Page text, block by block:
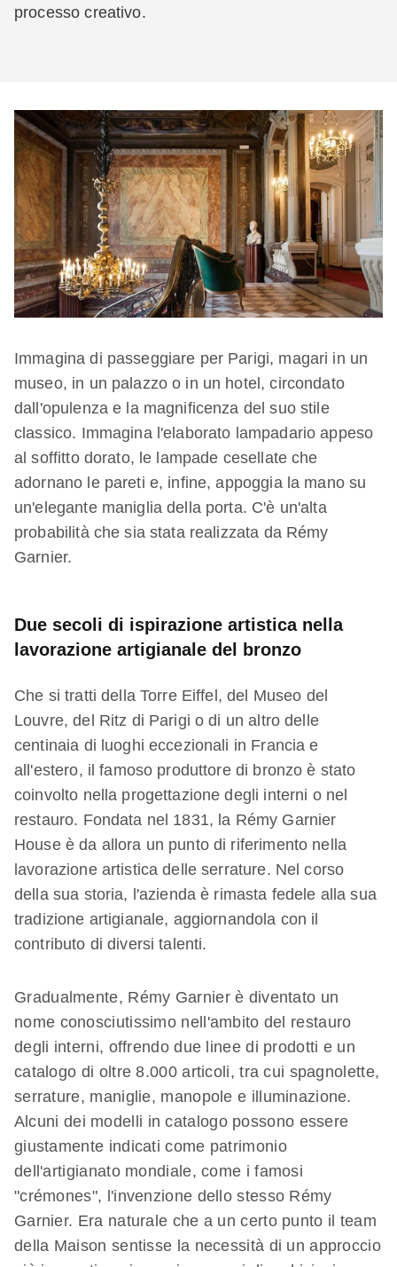
processo creativo.
Immagina di passeggiare per Parigi, magari in un
museo, in un palazzo o in un hotel, circondato
dall'opulenza e la magnificenza del suo stile
classico. Immagina l'elaborato lampadario appeso
al soffitto dorato, le lampade cesellate che
adornano le pareti e, infine, appoggia la mano su
un'elegante maniglia della porta. C'è un'alta
probabilità che sia stata realizzata da Rémy
Garnier.
Due secoli di ispirazione artistica nella
lavorazione artigianale del bronzo
Che si tratti della Torre Eiffel, del Museo del
Louvre, del Ritz di Parigi o di un altro delle
centinaia di luoghi eccezionali in Francia e
all'estero, il famoso produttore di bronzo è stato
coinvolto nella progettazione degli interni o nel
restauro. Fondata nel 1831, la Rémy Garnier
House è da allora un punto di riferimento nella
lavorazione artistica delle serrature. Nel corso
della sua storia, l'azienda è rimasta fedele alla sua
tradizione artigianale, aggiornandola con il
contributo di diversi talenti.
Gradualmente, Rémy Garnier è diventato un
nome conosciutissimo nell'ambito del restauro
degli interni, offrendo due linee di prodotti e un
catalogo di oltre 8.000 articoli, tra cui spagnolette,
serrature, maniglie, manopole e illuminazione.
Alcuni dei modelli in catalogo possono essere
giustamente indicati come patrimonio
dell'artigianato mondiale, come i famosi
"crémones", l'invenzione dello stesso Rémy
Garnier. Era naturale che a un certo punto il team
della Maison sentisse la necessità di un approccio